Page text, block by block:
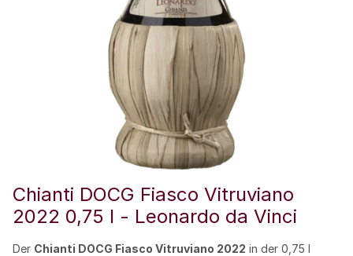
Chianti DOCG Fiasco Vitruviano
2022 0,75 l - Leonardo da Vinci
Der Chianti DOCG Fiasco Vitruviano 2022 in der 0,75 l